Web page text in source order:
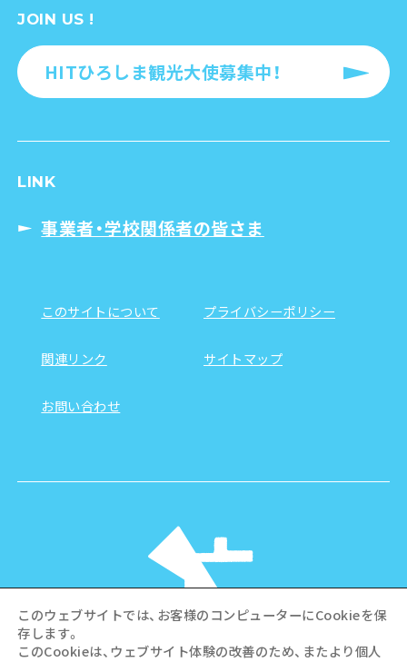
JOIN US !
HITひろしま観光大使募集中！
LINK
事業者・学校関係者の皆さま
このサイトについて プライバシーポリシー
関連リンク サイトマップ
お問い合わせ
このウェブサイトでは、お客様のコンピューターにCookieを保
存します。
このCookieは、ウェブサイト体験の改善のため、またより個人